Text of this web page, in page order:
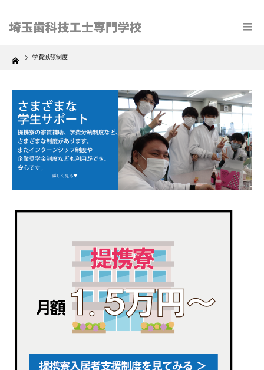
Home 学費減額制度